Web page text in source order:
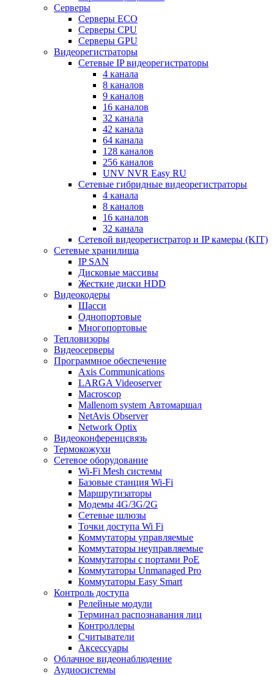
Серверы
Серверы ECO
Серверы CPU
Серверы GPU
Видеорегистраторы
Сетевые IP видеорегистраторы
4 канала
8 каналов
9 каналов
16 каналов
32 канала
42 канала
64 канала
128 каналов
256 каналов
UNV NVR Easy RU
Сетевые гибридные видеорегистраторы
4 канала
8 каналов
16 каналов
32 канала
Сетевой видеорегистратор и IP камеры (KIT)
Сетевые хранилища
IP SAN
Дисковые массивы
Жесткие диски HDD
Видеокодеры
Шасси
Однопортовые
Многопортовые
Тепловизоры
Видеосерверы
Программное обеспечение
Axis Communications
LARGA Videoserver
Macroscop
Mallenom system Автомаршал
NetAvis Observer
Network Optix
Видеоконференцсвязь
Термокожухи
Сетевое оборудование
Wi-Fi Mesh системы
Базовые станция Wi-Fi
Маршрутизаторы
Модемы 4G/3G/2G
Сетевые шлюзы
Точки доступа Wi Fi
Коммутаторы управляемые
Коммутаторы неуправляемые
Коммутаторы с портами PoE
Коммутаторы Unmanaged Pro
Коммутаторы Easy Smart
Контроль доступа
Релейные модули
Терминал распознавания лиц
Контроллеры
Считыватели
Аксессуары
Облачное видеонаблюдение
Аудиосистемы